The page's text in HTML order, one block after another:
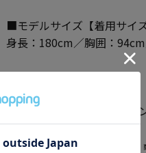
■モデルサイズ【着用サイ
身長：180cm／胸囲：
【パンツ特長】
・脚長パンツ
・お尻がきれいに見えるパ
当ページのサイズ表に記載している数字は